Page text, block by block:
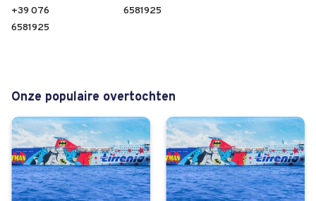
+39 076
6581925
6581925
Onze populaire overtochten